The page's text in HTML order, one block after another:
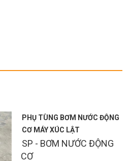
PHỤ TÙNG BƠM NƯỚC ĐỘNG
CƠ MÁY XÚC LẬT
SP - BƠM NƯỚC ĐỘNG
CƠ